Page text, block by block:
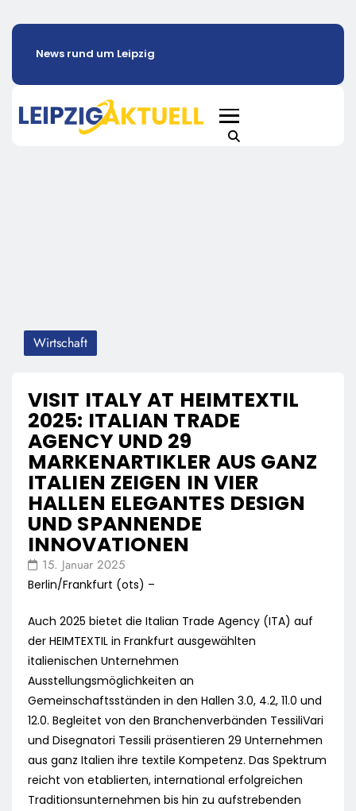
News rund um Leipzig
Wirtschaft
VISIT ITALY AT HEIMTEXTIL
2025: ITALIAN TRADE
AGENCY UND 29
MARKENARTIKLER AUS GANZ
ITALIEN ZEIGEN IN VIER
HALLEN ELEGANTES DESIGN
UND SPANNENDE
INNOVATIONEN
15. Januar 2025
Berlin/Frankfurt (ots) –
Auch 2025 bietet die Italian Trade Agency (ITA) auf
der HEIMTEXTIL in Frankfurt ausgewählten
italienischen Unternehmen
Ausstellungsmöglichkeiten an
Gemeinschaftsständen in den Hallen 3.0, 4.2, 11.0 und
12.0. Begleitet von den Branchenverbänden TessiliVari
und Disegnatori Tessili präsentieren 29 Unternehmen
aus ganz Italien ihre textile Kompetenz. Das Spektrum
reicht von etablierten, international erfolgreichen
Traditionsunternehmen bis hin zu aufstrebenden